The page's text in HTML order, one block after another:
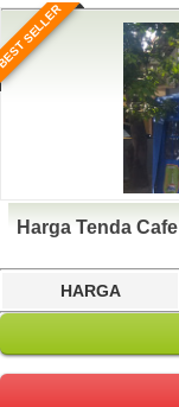
SELLER
Harga Tenda
HARGA